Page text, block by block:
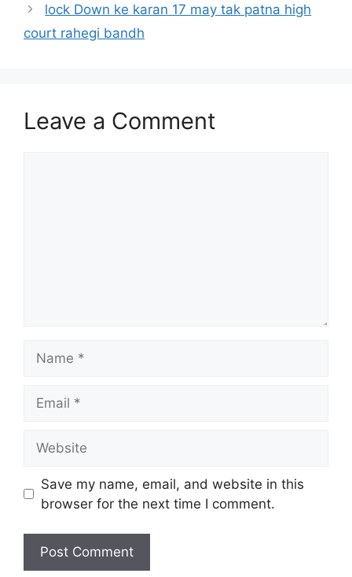
lock Down ke karan 17 may tak patna high
court rahegi bandh
Leave a Comment
Save my name, email, and website in this
browser for the next time I comment.